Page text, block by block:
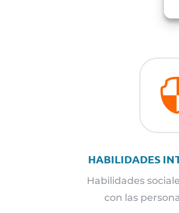
HABILIDADES
Habilidades
con las